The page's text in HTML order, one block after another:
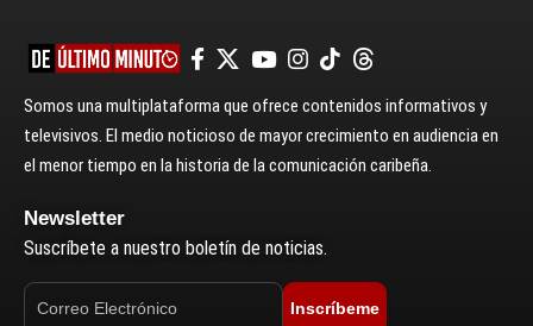
Somos una multiplataforma que ofrece contenidos informativos y
televisivos. El medio noticioso de mayor crecimiento en audiencia en
el menor tiempo en la historia de la comunicación caribeña.
Newsletter
Suscríbete a nuestro boletín de noticias.
Inscríbeme